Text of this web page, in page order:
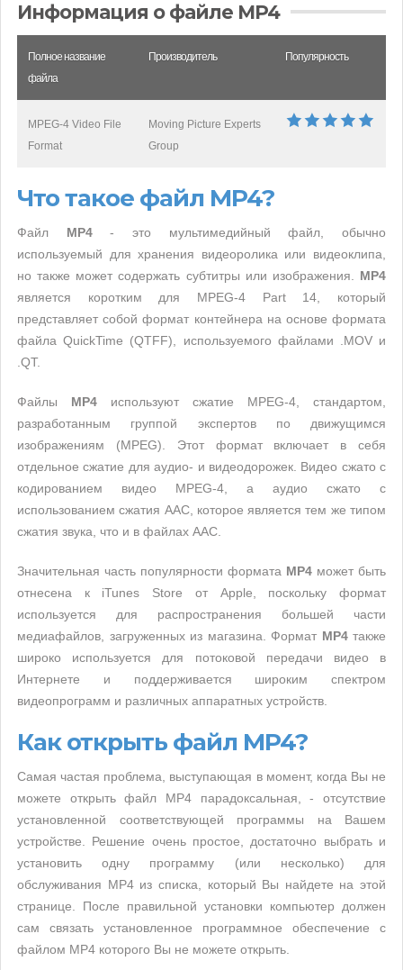
Информация о файле MP4
Полное название
файла
Производитель Популярность
MPEG-4 Video File
Format
Moving Picture Experts
Group
Что такое файл MP4?
Файл MP4- это мультимедийный файл, обычно
используемый для хранения видеоролика или видеоклипа,
но также может содержать субтитры или изображения. MP4
является коротким для MPEG-4 Part 14, который
представляет собой формат контейнера на основе формата
файла QuickTime (QTFF), используемого файлами .MOV и
.QT.
Файлы MP4 используют сжатие MPEG-4, стандартом,
разработанным группой экспертов по движущимся
изображениям (MPEG). Этот формат включает в себя
отдельное сжатие для аудио- и видеодорожек. Видео сжато с
кодированием видео MPEG-4, а аудио сжато с
использованием сжатия AAC, которое является тем же типом
сжатия звука, что и в файлах AAC.
Значительная часть популярности формата MP4 может быть
отнесена к iTunes Store от Apple, поскольку формат
используется для распространения большей части
медиафайлов, загруженных из магазина. Формат MP4также
широко используется для потоковой передачи видео в
Интернете и поддерживается широким спектром
видеопрограмм и различных аппаратных устройств.
Как открыть файл MP4?
Самая частая проблема, выступающая в момент, когда Вы не
можете открыть файл MP4 парадоксальная, - отсутствие
установленной соответствующей программы на Вашем
устройстве. Решение очень простое, достаточно выбрать и
установить одну программу (или несколько) для
обслуживания MP4 из списка, который Вы найдете на этой
странице. После правильной установки компьютер должен
сам связать установленное программное обеспечение с
файлом MP4 которого Вы не можете открыть.